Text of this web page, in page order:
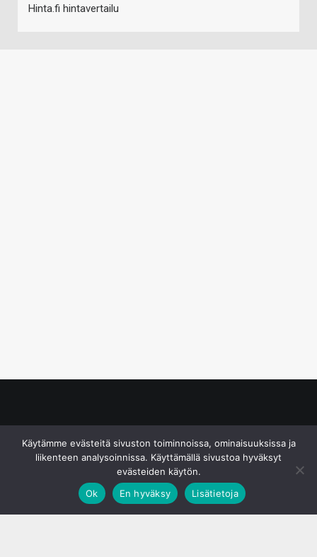
Hinta.fi hintavertailu
Käytämme evästeitä sivuston toiminnoissa, ominaisuuksissa ja
liikenteen analysoinnissa. Käyttämällä sivustoa hyväksyt
evästeiden käytön.
Ok
En hyväksy Lisätietoja